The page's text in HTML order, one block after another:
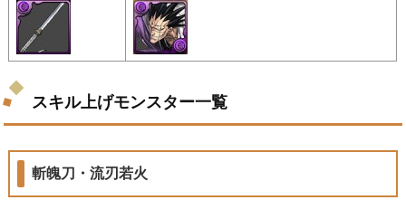
スキル上げモンスター一覧
斬魄刀・流刃若火